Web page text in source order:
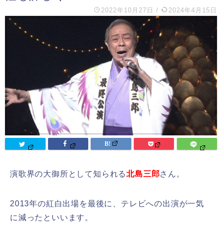
2022年10月27日 / 2024年4月15日
演歌界の大御所として知られる北島三郎さん。
2013年の紅白出場を最後に、テレビへの出演が一気
に減ったといいます。